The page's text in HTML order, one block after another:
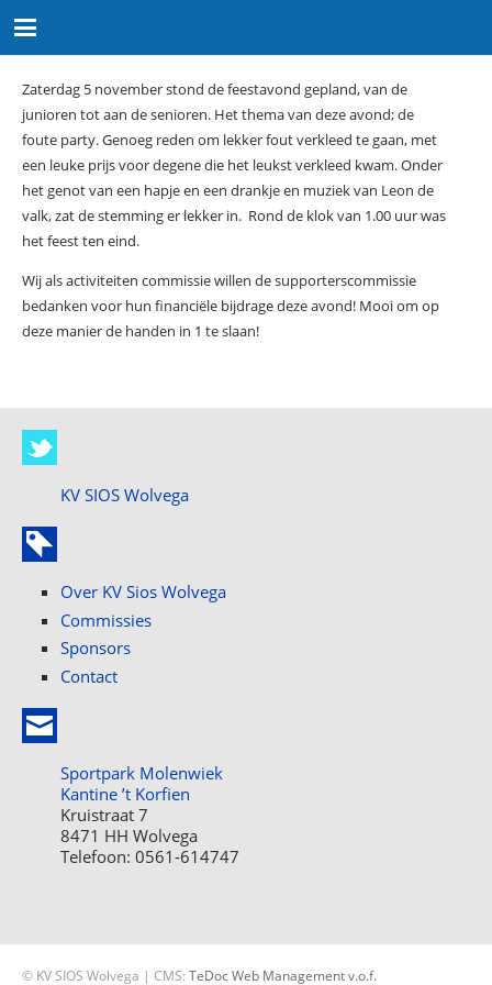
Zaterdag 5 november stond de feestavond gepland, van de
junioren tot aan de senioren. Het thema van deze avond; de
foute party. Genoeg reden om lekker fout verkleed te gaan, met
een leuke prijs voor degene die het leukst verkleed kwam. Onder
het genot van een hapje en een drankje en muziek van Leon de
valk, zat de stemming er lekker in. Rond de klok van 1.00 uur was
het feest ten eind.
Wij als activiteiten commissie willen de supporterscommissie
bedanken voor hun financiële bijdrage deze avond! Mooi om op
deze manier de handen in 1 te slaan!
KV SIOS Wolvega
Over KV Sios Wolvega
Commissies
Sponsors
Contact
Sportpark Molenwiek
Kantine ’t Korfien
Kruistraat 7
8471 HH Wolvega
Telefoon: 0561-614747
© KV SIOS Wolvega | CMS: TeDoc Web Management v.o.f.